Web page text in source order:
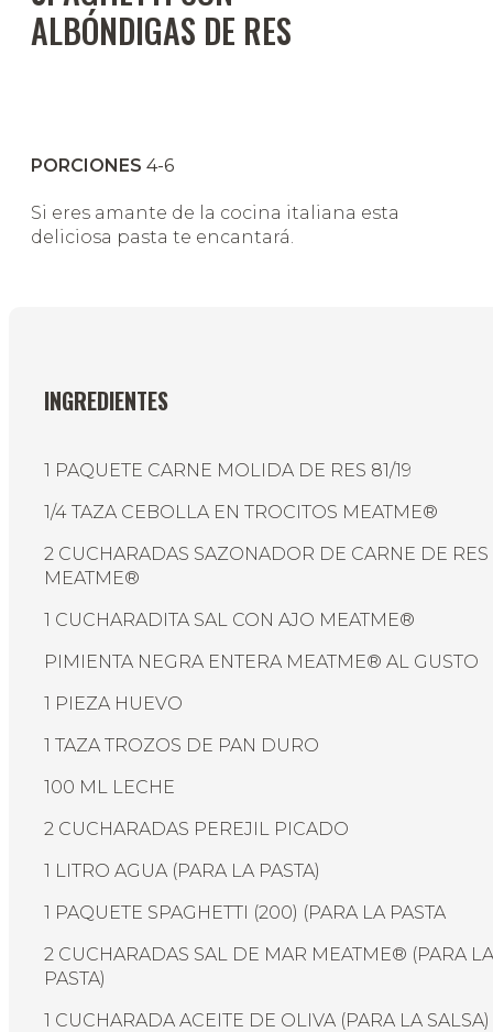
ALBÓNDIGAS DE RES
PORCIONES 4-6
Si eres amante de la cocina italiana esta
deliciosa pasta te encantará.
INGREDIENTES
1 PAQUETE CARNE MOLIDA DE RES 81/19
1/4 TAZA CEBOLLA EN TROCITOS MEATME®
2 CUCHARADAS SAZONADOR DE CARNE DE RES
MEATME®
1 CUCHARADITA SAL CON AJO MEATME®
PIMIENTA NEGRA ENTERA MEATME® AL GUSTO
1 PIEZA HUEVO
1 TAZA TROZOS DE PAN DURO
100 ML LECHE
2 CUCHARADAS PEREJIL PICADO
1 LITRO AGUA (PARA LA PASTA)
1 PAQUETE SPAGHETTI (200) (PARA LA PASTA
2 CUCHARADAS SAL DE MAR MEATME® (PARA LA
PASTA)
1 CUCHARADA ACEITE DE OLIVA (PARA LA SALSA)